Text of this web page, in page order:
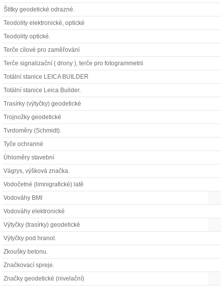
Štítky geodetické odrazné.
Teodolity elektronické, optické
Teodolity optické.
Terče cílové pro zaměřování
Terče signalizační ( drony ), terče pro fotogrammetrii
Totální stanice LEICA BUILDER
Totální stanice Leica Builder.
Trasírky (výtyčky) geodetické
Trojnožky geodetické
Tvrdoměry (Schmidt).
Tyče ochranné
Úhloměry stavební
Vágrys, výšková značka.
Vodočetné (limnigrafické) latě
Vodováhy BMI
Vodováhy elektronické
Výtyčky (trasírky) geodetické
Výtyčky pod hranol.
Zkoušky betonu.
Značkovací spreje.
Značky geodetické (nivelační)